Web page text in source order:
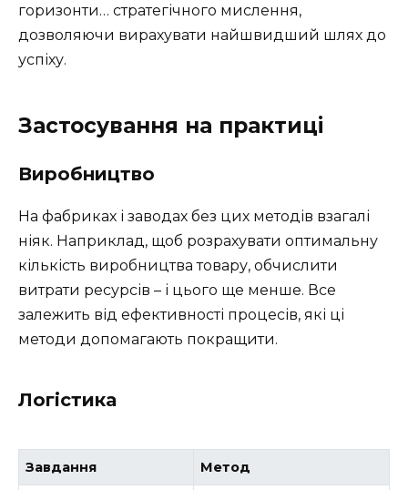
горизонти… стратегічного мислення,
дозволяючи вирахувати найшвидший шлях до
успіху.
Застосування на практиці
Виробництво
На фабриках і заводах без цих методів взагалі
ніяк. Наприклад, щоб розрахувати оптимальну
кількість виробництва товару, обчислити
витрати ресурсів – і цього ще менше. Все
залежить від ефективності процесів, які ці
методи допомагають покращити.
Логістика
Завдання Метод